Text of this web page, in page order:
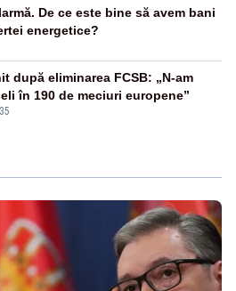
De ce este bine să avem bani
energetice?
după eliminarea FCSB: „N-am
în 190 de meciuri europene”